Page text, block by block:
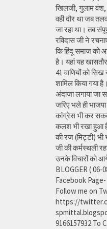
खिलजी, गुलाम
वही दौर था जब
जा रहा था। तब
रविदास जी ने
कि हिंदू समाज को
है। यहां यह
41 वाणियोंं को
शामिल किया गया
अंदाजा लगाया जा
जरिए भले ही
कांग्रेस भी कर
कलश भी रखा हुआ
की रज (मिट्टी) भी
जी की कर्मस्थली
उनके विचारों को
BLOGGER (
Facebook
Follow me on
https://
9166157932 To